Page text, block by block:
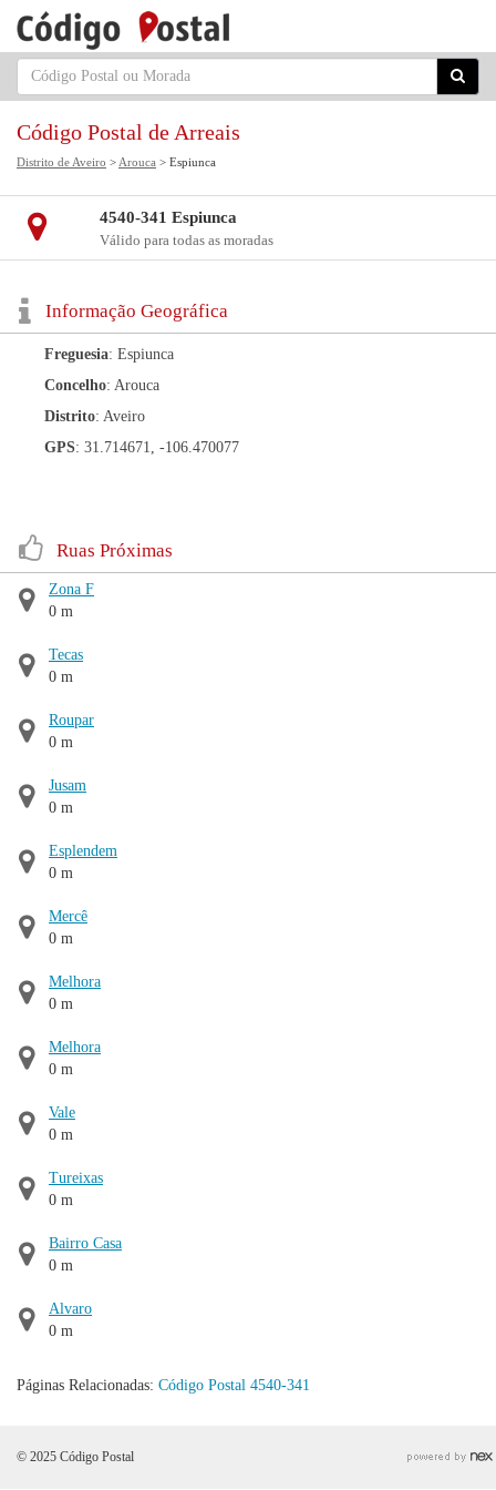
Código Postal de Arreais
Distrito de Aveiro > Arouca > Espiunca
4540-341 Espiunca
Válido para todas as moradas
Informação Geográfica
Freguesia: Espiunca
Concelho: Arouca
Distrito: Aveiro
GPS: 31.714671, -106.470077
Ruas Próximas
Zona F
0 m
Tecas
0 m
Roupar
0 m
Jusam
0 m
Esplendem
0 m
Mercê
0 m
Melhora
0 m
Melhora
0 m
Vale
0 m
Tureixas
0 m
Bairro Casa
0 m
Alvaro
0 m
Páginas Relacionadas: Código Postal 4540-341
© 2025 Código Postal